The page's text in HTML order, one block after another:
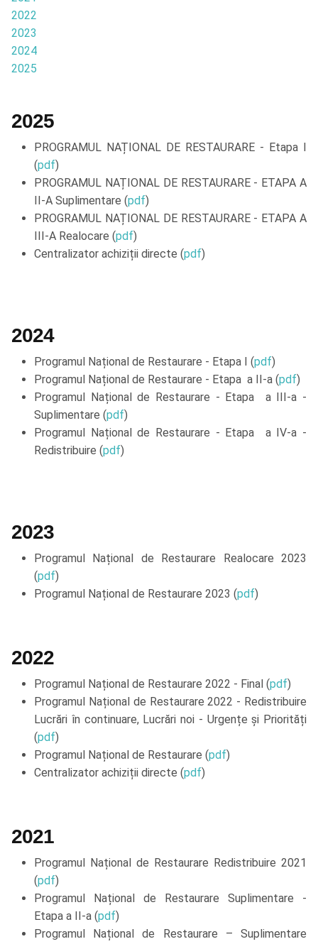
2022
2023
2024
2025
2025
PROGRAMUL NAȚIONAL DE RESTAURARE - Etapa I
(pdf)
PROGRAMUL NAȚIONAL DE RESTAURARE - ETAPA A
II-A Suplimentare (pdf)
PROGRAMUL NAȚIONAL DE RESTAURARE - ETAPA A
III-A Realocare (pdf)
Centralizator achiziții directe (pdf)
2024
Programul Național de Restaurare - Etapa I (pdf)
Programul Național de Restaurare - Etapa a II-a (pdf)
Programul Național de Restaurare - Etapa a III-a -
Suplimentare (pdf)
Programul Național de Restaurare - Etapa a IV-a -
Redistribuire (pdf)
2023
Programul Național de Restaurare Realocare 2023
(pdf)
Programul Național de Restaurare 2023 (pdf)
2022
Programul Național de Restaurare 2022 - Final (pdf)
Programul Național de Restaurare 2022 - Redistribuire
Lucrări în continuare, Lucrări noi - Urgențe și Priorități
(pdf)
Programul Național de Restaurare (pdf)
Centralizator achiziții directe (pdf)
2021
Programul Național de Restaurare Redistribuire 2021
(pdf)
Programul Național de Restaurare Suplimentare -
Etapa a II-a (pdf)
Programul Național de Restaurare – Suplimentare